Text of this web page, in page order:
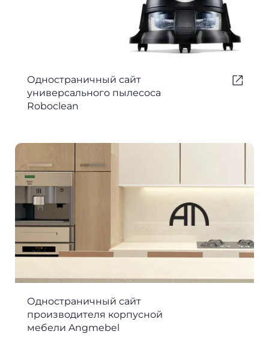
Одностраничный сайт
универсального пылесоса
Roboclean
Одностраничный сайт
производителя корпусной
мебели Angmebel